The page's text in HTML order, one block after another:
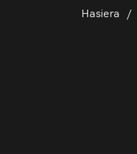
Hasiera